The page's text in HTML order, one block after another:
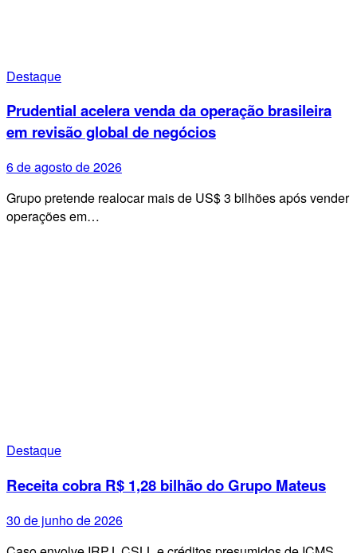
Destaque
Prudential acelera venda da operação brasileira
em revisão global de negócios
6 de agosto de 2026
Grupo pretende realocar mais de US$ 3 bilhões após vender
operações em…
Destaque
Receita cobra R$ 1,28 bilhão do Grupo Mateus
30 de junho de 2026